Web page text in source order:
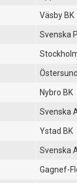
Väsby BK
Svenska
Nybro BK
Svenska
Ystad BK
Svenska
Gagnef-